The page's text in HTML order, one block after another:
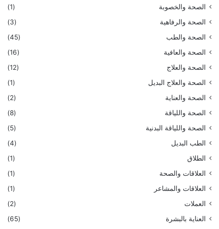
الصحة والخصوبة
(1)
الصحة والرفاهية
(3)
الصحة والطب
(45)
الصحة والعافية
(16)
الصحة والعلاج
(12)
الصحة والعلاج البديل
(1)
الصحة والعناية
(2)
الصحة واللياقة
(8)
الصحة واللياقة البدنية
(5)
الطب البديل
(4)
الطلاق
(1)
العلاقات والصحة
(1)
العلاقات والمشاعر
(1)
العملات
(2)
العناية بالبشرة
(65)